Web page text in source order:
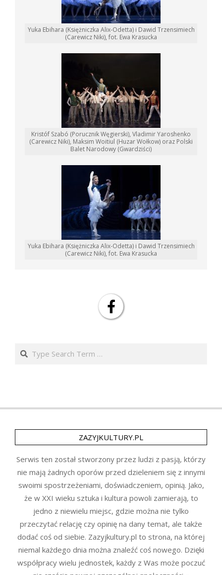
Yuka Ebihara (Księżniczka Alix-Odetta) i Dawid Trzensimiech
(Carewicz Niki), fot. Ewa Krasucka
Kristóf Szabó (Porucznik Węgierski), Vladimir Yaroshenko
(Carewicz Niki), Maksim Woitiul (Huzar Wołkow) oraz Polski
Balet Narodowy (Gwardziści)
Yuka Ebihara (Księżniczka Alix-Odetta) i Dawid Trzensimiech
(Carewicz Niki), fot. Ewa Krasucka
Search
ZAZYJKULTURY.PL
Serwis ten został stworzony przez ludzi z pasją, którzy
nie mają żadnych oporów przed dzieleniem się z innymi
swoimi spostrzeżeniami, doświadczeniem, opinią. Jako,
że w XXI wieku sztuka i kultura powoli zamierają, to
jedno z niewielu miejsc, gdzie można nie tylko
przeczytać relację czy opinię na dany temat, ale także
dodać coś od siebie. Zazyjkultury.pl to strona, na której
niemal każdego dnia można znaleźć coś nowego. Dzięki
współpracy wielu jednostek, każdy z Was może poczuć